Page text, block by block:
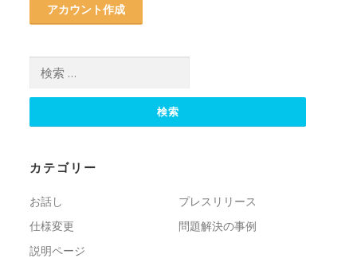
アカウント作成
カテゴリー
お話し
プレスリリース
仕様変更
問題解決の事例
説明ページ